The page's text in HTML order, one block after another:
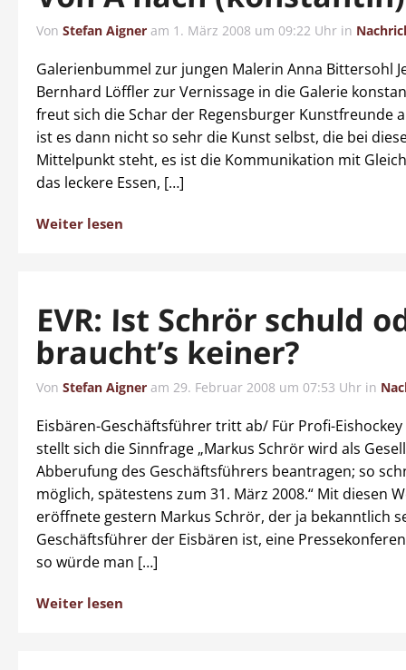
Von Stefan Aigner am 1. März 2008 um 09:22 Uhr in
Galerienbummel zur jungen Malerin Anna Bittersohl
Bernhard Löffler zur Vernissage in die Galerie
freut sich die Schar der Regensburger Kunstfreunde
ist es dann nicht so sehr die Kunst selbst, die bei
Mittelpunkt steht, es ist die Kommunikation mit
das leckere Essen, […]
Weiter lesen
EVR: Ist Schrör schuld
braucht’s keiner?
Von Stefan Aigner am 29. Februar 2008 um 07:53 Uhr in
Eisbären-Geschäftsführer tritt ab/ Für Profi-
stellt sich die Sinnfrage „Markus Schrör wird als
Abberufung des Geschäftsführers beantragen; so
möglich, spätestens zum 31. März 2008.“ Mit diesen
eröffnete gestern Markus Schrör, der ja bekanntlich
Geschäftsführer der Eisbären ist, eine
so würde man […]
Weiter lesen